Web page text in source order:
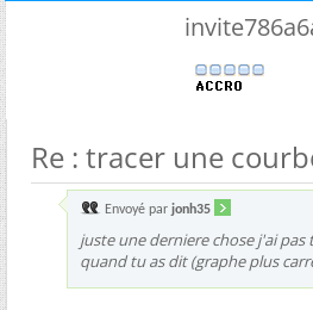
Re : tracer une
Envoyé par jonh35
juste une derniere chose j'ai pas
quand tu as dit (graphe plus